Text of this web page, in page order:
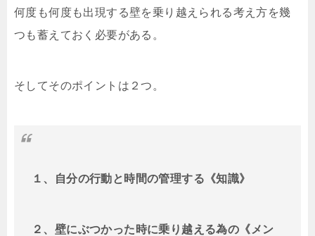
何度も何度も出現する壁を乗り越えられる考え方を幾
つも蓄えておく必要がある。
そしてそのポイントは２つ。
１、自分の行動と時間の管理する《知識》
２、壁にぶつかった時に乗り越える為の 《メン